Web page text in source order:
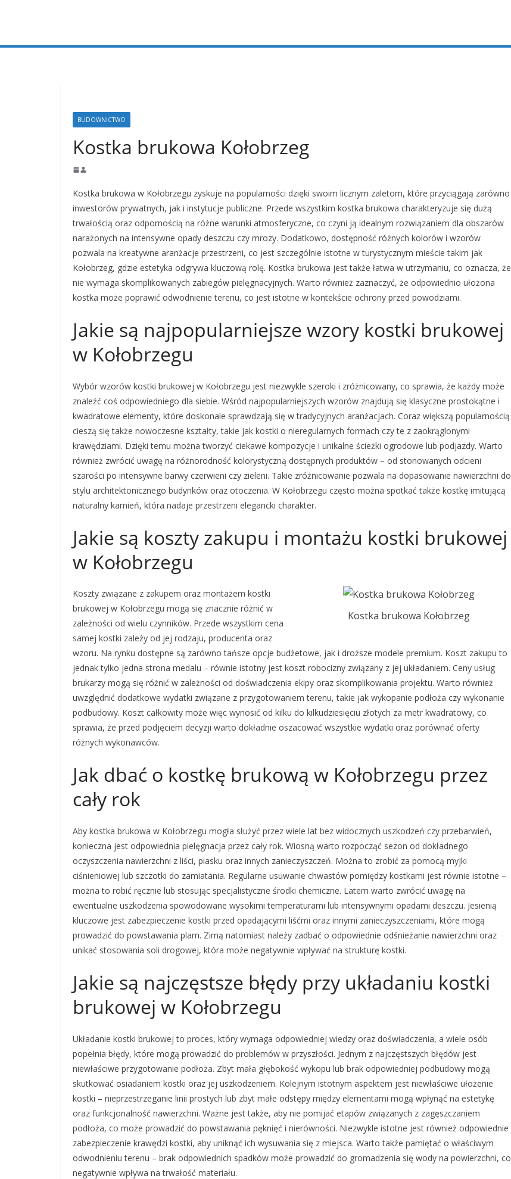
BUDOWNICTWO
Kostka brukowa Kołobrzeg
Kostka brukowa w Kołobrzegu zyskuje na popularności dzięki swoim licznym zaletom, które przyciągają zarówno
inwestorów prywatnych, jak i instytucje publiczne. Przede wszystkim kostka brukowa charakteryzuje się dużą
trwałością oraz odpornością na różne warunki atmosferyczne, co czyni ją idealnym rozwiązaniem dla obszarów
narażonych na intensywne opady deszczu czy mrozy. Dodatkowo, dostępność różnych kolorów i wzorów
pozwala na kreatywne aranżacje przestrzeni, co jest szczególnie istotne w turystycznym mieście takim jak
Kołobrzeg, gdzie estetyka odgrywa kluczową rolę. Kostka brukowa jest także łatwa w utrzymaniu, co oznacza, że
nie wymaga skomplikowanych zabiegów pielęgnacyjnych. Warto również zaznaczyć, że odpowiednio ułożona
kostka może poprawić odwodnienie terenu, co jest istotne w kontekście ochrony przed powodziami.
Jakie są najpopularniejsze wzory kostki brukowej
w Kołobrzegu
Wybór wzorów kostki brukowej w Kołobrzegu jest niezwykle szeroki i zróżnicowany, co sprawia, że każdy może
znaleźć coś odpowiedniego dla siebie. Wśród najpopularniejszych wzorów znajdują się klasyczne prostokątne i
kwadratowe elementy, które doskonale sprawdzają się w tradycyjnych aranżacjach. Coraz większą popularnością
cieszą się także nowoczesne kształty, takie jak kostki o nieregularnych formach czy te z zaokrąglonymi
krawędziami. Dzięki temu można tworzyć ciekawe kompozycje i unikalne ścieżki ogrodowe lub podjazdy. Warto
również zwrócić uwagę na różnorodność kolorystyczną dostępnych produktów – od stonowanych odcieni
szarości po intensywne barwy czerwieni czy zieleni. Takie zróżnicowanie pozwala na dopasowanie nawierzchni do
stylu architektonicznego budynków oraz otoczenia. W Kołobrzegu często można spotkać także kostkę imitującą
naturalny kamień, która nadaje przestrzeni elegancki charakter.
Jakie są koszty zakupu i montażu kostki brukowej
w Kołobrzegu
Kostka brukowa Kołobrzeg
Koszty związane z zakupem oraz montażem kostki
brukowej w Kołobrzegu mogą się znacznie różnić w
zależności od wielu czynników. Przede wszystkim cena
samej kostki zależy od jej rodzaju, producenta oraz
wzoru. Na rynku dostępne są zarówno tańsze opcje budżetowe, jak i droższe modele premium. Koszt zakupu to
jednak tylko jedna strona medalu – równie istotny jest koszt robocizny związany z jej układaniem. Ceny usług
brukarzy mogą się różnić w zależności od doświadczenia ekipy oraz skomplikowania projektu. Warto również
uwzględnić dodatkowe wydatki związane z przygotowaniem terenu, takie jak wykopanie podłoża czy wykonanie
podbudowy. Koszt całkowity może więc wynosić od kilku do kilkudziesięciu złotych za metr kwadratowy, co
sprawia, że przed podjęciem decyzji warto dokładnie oszacować wszystkie wydatki oraz porównać oferty
różnych wykonawców.
Jak dbać o kostkę brukową w Kołobrzegu przez
cały rok
Aby kostka brukowa w Kołobrzegu mogła służyć przez wiele lat bez widocznych uszkodzeń czy przebarwień,
konieczna jest odpowiednia pielęgnacja przez cały rok. Wiosną warto rozpocząć sezon od dokładnego
oczyszczenia nawierzchni z liści, piasku oraz innych zanieczyszczeń. Można to zrobić za pomocą myjki
ciśnieniowej lub szczotki do zamiatania. Regularne usuwanie chwastów pomiędzy kostkami jest równie istotne –
można to robić ręcznie lub stosując specjalistyczne środki chemiczne. Latem warto zwrócić uwagę na
ewentualne uszkodzenia spowodowane wysokimi temperaturami lub intensywnymi opadami deszczu. Jesienią
kluczowe jest zabezpieczenie kostki przed opadającymi liśćmi oraz innymi zanieczyszczeniami, które mogą
prowadzić do powstawania plam. Zimą natomiast należy zadbać o odpowiednie odśnieżanie nawierzchni oraz
unikać stosowania soli drogowej, która może negatywnie wpływać na strukturę kostki.
Jakie są najczęstsze błędy przy układaniu kostki
brukowej w Kołobrzegu
Układanie kostki brukowej to proces, który wymaga odpowiedniej wiedzy oraz doświadczenia, a wiele osób
popełnia błędy, które mogą prowadzić do problemów w przyszłości. Jednym z najczęstszych błędów jest
niewłaściwe przygotowanie podłoża. Zbyt mała głębokość wykopu lub brak odpowiedniej podbudowy mogą
skutkować osiadaniem kostki oraz jej uszkodzeniem. Kolejnym istotnym aspektem jest niewłaściwe ułożenie
kostki – nieprzestrzeganie linii prostych lub zbyt małe odstępy między elementami mogą wpłynąć na estetykę
oraz funkcjonalność nawierzchni. Ważne jest także, aby nie pomijać etapów związanych z zagęszczaniem
podłoża, co może prowadzić do powstawania pęknięć i nierówności. Niezwykle istotne jest również odpowiednie
zabezpieczenie krawędzi kostki, aby uniknąć ich wysuwania się z miejsca. Warto także pamiętać o właściwym
odwodnieniu terenu – brak odpowiednich spadków może prowadzić do gromadzenia się wody na powierzchni, co
negatywnie wpływa na trwałość materiału.